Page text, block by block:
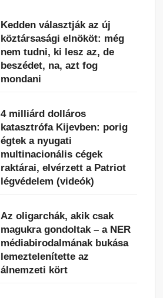
Kedden választják az új
köztársasági elnököt: még
nem tudni, ki lesz az, de
beszédet, na, azt fog
mondani
4 milliárd dolláros
katasztrófa Kijevben: porig
égtek a nyugati
multinacionális cégek
raktárai, elvérzett a Patriot
légvédelem (videók)
Az oligarchák, akik csak
magukra gondoltak – a NER
médiabirodalmának bukása
lemeztelenítette az
álnemzeti kört